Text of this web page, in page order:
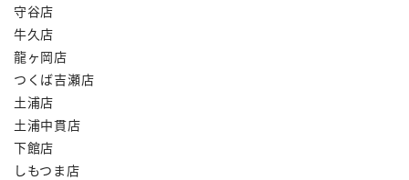
守谷店
牛久店
龍ヶ岡店
つくば吉瀬店
土浦店
土浦中貫店
下館店
しもつま店